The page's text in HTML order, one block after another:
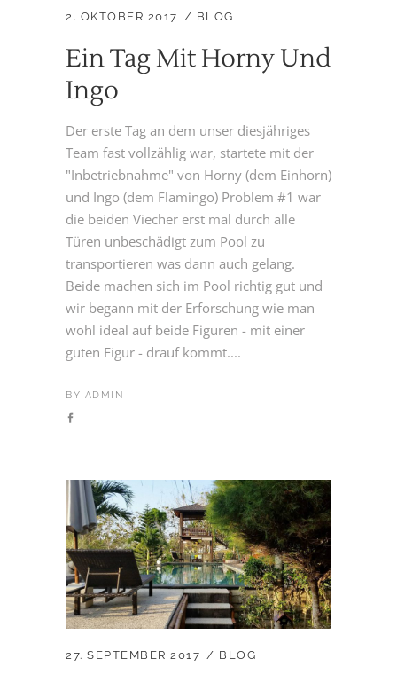
2. OKTOBER 2017 BLOG
Ein Tag Mit Horny Und
Ingo
Der erste Tag an dem unser diesjähriges
Team fast vollzählig war, startete mit der
"Inbetriebnahme" von Horny (dem Einhorn)
und Ingo (dem Flamingo) Problem #1 war
die beiden Viecher erst mal durch alle
Türen unbeschädigt zum Pool zu
transportieren was dann auch gelang.
Beide machen sich im Pool richtig gut und
wir begann mit der Erforschung wie man
wohl ideal auf beide Figuren - mit einer
guten Figur - drauf kommt....
BY ADMIN
27. SEPTEMBER 2017 BLOG